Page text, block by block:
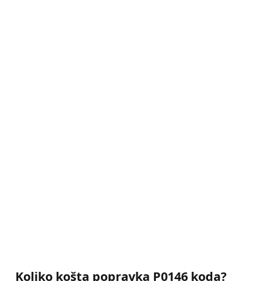
Koliko košta popravka P0146 koda?